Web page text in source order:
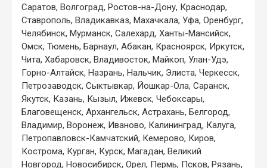
Саратов, Волгоград, Ростов-на-Дону, Краснодар,
Ставрополь, Владикавказ, Махачкала, Уфа, Оренбург,
Челябинск, Мурманск, Салехард, Ханты-Мансийск,
Омск, Тюмень, Барнаул, Абакан, Красноярск, Иркутск,
Чита, Хабаровск, Владивосток, Майкоп, Улан-Удэ,
Горно-Алтайск, Назрань, Нальчик, Элиста, Черкесск,
Петрозаводск, Сыктывкар, Йошкар-Ола, Саранск,
Якутск, Казань, Кызыл, Ижевск, Чебоксары,
Благовещенск, Архангельск, Астрахань, Белгород,
Владимир, Воронеж, Иваново, Калининград, Калуга,
Петропавловск-Камчатский, Кемерово, Киров,
Кострома, Курган, Курск, Магадан, Великий
Новгород, Новосибирск, Орел, Пермь, Псков, Рязань,